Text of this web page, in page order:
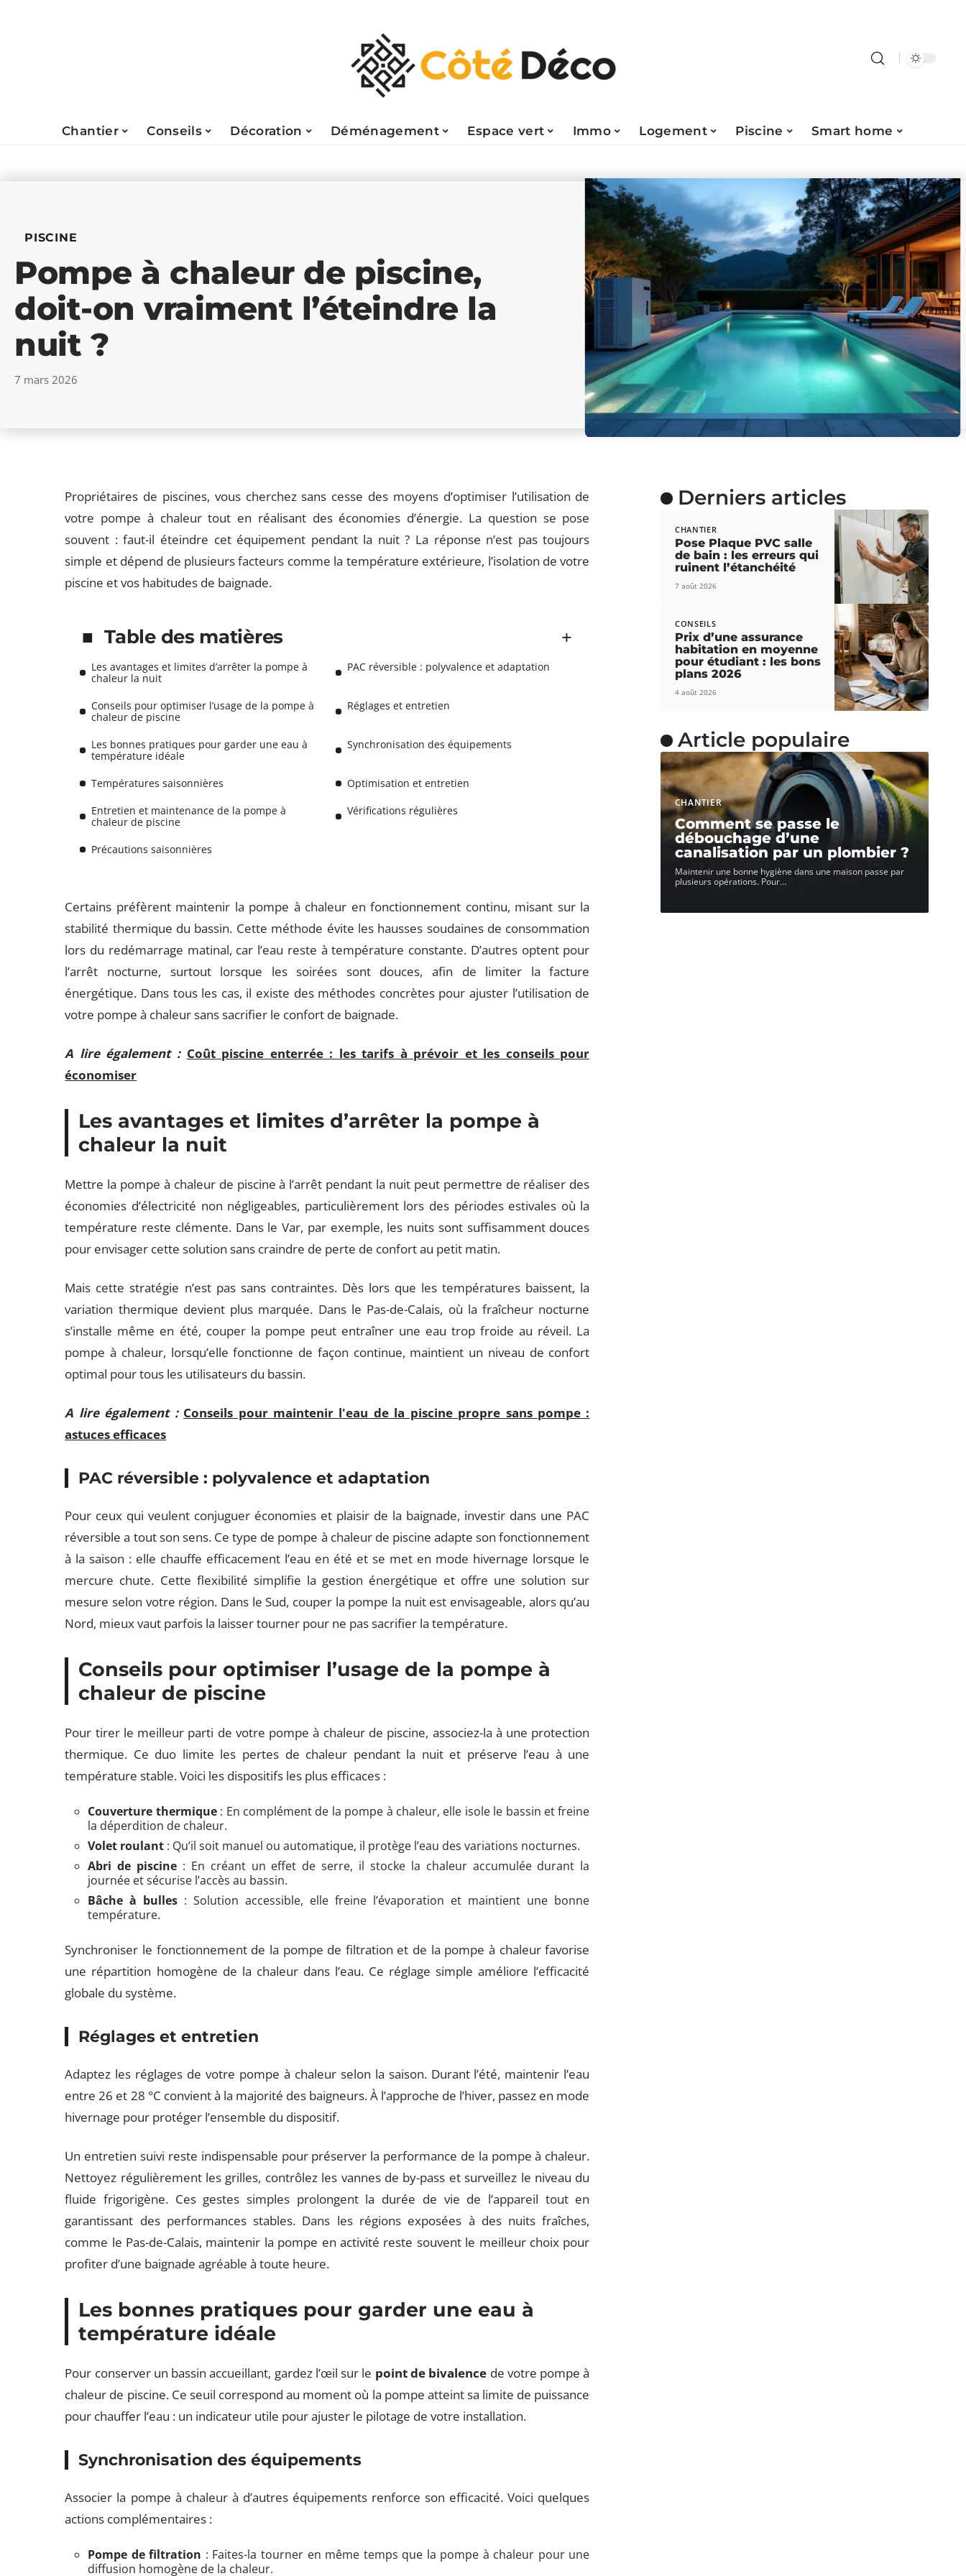
Chantier Conseils Décoration Déménagement Espace vert Immo Logement Piscine Smart home
PISCINE
Pompe à chaleur de piscine,
doit-on vraiment l’éteindre la
nuit ?
7 mars 2026
Propriétaires de piscines, vous cherchez sans cesse des moyens d’optimiser l’utilisation de
votre pompe à chaleur tout en réalisant des économies d’énergie. La question se pose
souvent : faut-il éteindre cet équipement pendant la nuit ? La réponse n’est pas toujours
simple et dépend de plusieurs facteurs comme la température extérieure, l’isolation de votre
piscine et vos habitudes de baignade.
Table des matières
Les avantages et limites d’arrêter la pompe à
chaleur la nuit
PAC réversible : polyvalence et adaptation
Conseils pour optimiser l’usage de la pompe à
chaleur de piscine
Réglages et entretien
Les bonnes pratiques pour garder une eau à
température idéale
Synchronisation des équipements
Températures saisonnières
Optimisation et entretien
Entretien et maintenance de la pompe à
chaleur de piscine
Vérifications régulières
Précautions saisonnières
Certains préfèrent maintenir la pompe à chaleur en fonctionnement continu, misant sur la
stabilité thermique du bassin. Cette méthode évite les hausses soudaines de consommation
lors du redémarrage matinal, car l’eau reste à température constante. D’autres optent pour
l’arrêt nocturne, surtout lorsque les soirées sont douces, afin de limiter la facture
énergétique. Dans tous les cas, il existe des méthodes concrètes pour ajuster l’utilisation de
votre pompe à chaleur sans sacrifier le confort de baignade.
A lire également : Coût piscine enterrée : les tarifs à prévoir et les conseils pour
économiser
Les avantages et limites d’arrêter la pompe à
chaleur la nuit
Mettre la pompe à chaleur de piscine à l’arrêt pendant la nuit peut permettre de réaliser des
économies d’électricité non négligeables, particulièrement lors des périodes estivales où la
température reste clémente. Dans le Var, par exemple, les nuits sont suffisamment douces
pour envisager cette solution sans craindre de perte de confort au petit matin.
Mais cette stratégie n’est pas sans contraintes. Dès lors que les températures baissent, la
variation thermique devient plus marquée. Dans le Pas-de-Calais, où la fraîcheur nocturne
s’installe même en été, couper la pompe peut entraîner une eau trop froide au réveil. La
pompe à chaleur, lorsqu’elle fonctionne de façon continue, maintient un niveau de confort
optimal pour tous les utilisateurs du bassin.
A lire également : Conseils pour maintenir l'eau de la piscine propre sans pompe :
astuces efficaces
PAC réversible : polyvalence et adaptation
Pour ceux qui veulent conjuguer économies et plaisir de la baignade, investir dans une PAC
réversible a tout son sens. Ce type de pompe à chaleur de piscine adapte son fonctionnement
à la saison : elle chauffe efficacement l’eau en été et se met en mode hivernage lorsque le
mercure chute. Cette flexibilité simplifie la gestion énergétique et offre une solution sur
mesure selon votre région. Dans le Sud, couper la pompe la nuit est envisageable, alors qu’au
Nord, mieux vaut parfois la laisser tourner pour ne pas sacrifier la température.
Conseils pour optimiser l’usage de la pompe à
chaleur de piscine
Pour tirer le meilleur parti de votre pompe à chaleur de piscine, associez-la à une protection
thermique. Ce duo limite les pertes de chaleur pendant la nuit et préserve l’eau à une
température stable. Voici les dispositifs les plus efficaces :
Couverture thermique: En complément de la pompe à chaleur, elle isole le bassin et freine
la déperdition de chaleur.
Volet roulant : Qu’il soit manuel ou automatique, il protège l’eau des variations nocturnes.
Abri de piscine : En créant un effet de serre, il stocke la chaleur accumulée durant la
journée et sécurise l’accès au bassin.
Bâche à bulles : Solution accessible, elle freine l’évaporation et maintient une bonne
température.
Synchroniser le fonctionnement de la pompe de filtration et de la pompe à chaleur favorise
une répartition homogène de la chaleur dans l’eau. Ce réglage simple améliore l’efficacité
globale du système.
Réglages et entretien
Adaptez les réglages de votre pompe à chaleur selon la saison. Durant l’été, maintenir l’eau
entre 26 et 28 °C convient à la majorité des baigneurs. À l’approche de l’hiver, passez en mode
hivernage pour protéger l’ensemble du dispositif.
Un entretien suivi reste indispensable pour préserver la performance de la pompe à chaleur.
Nettoyez régulièrement les grilles, contrôlez les vannes de by-pass et surveillez le niveau du
fluide frigorigène. Ces gestes simples prolongent la durée de vie de l’appareil tout en
garantissant des performances stables. Dans les régions exposées à des nuits fraîches,
comme le Pas-de-Calais, maintenir la pompe en activité reste souvent le meilleur choix pour
profiter d’une baignade agréable à toute heure.
Les bonnes pratiques pour garder une eau à
température idéale
Pour conserver un bassin accueillant, gardez l’œil sur le point de bivalence de votre pompe à
chaleur de piscine. Ce seuil correspond au moment où la pompe atteint sa limite de puissance
pour chauffer l’eau : un indicateur utile pour ajuster le pilotage de votre installation.
Synchronisation des équipements
Associer la pompe à chaleur à d’autres équipements renforce son efficacité. Voici quelques
actions complémentaires :
Pompe de filtration : Faites-la tourner en même temps que la pompe à chaleur pour une
diffusion homogène de la chaleur.
Derniers articles
CHANTIER
Pose Plaque PVC salle
de bain : les erreurs qui
ruinent l’étanchéité
7 août 2026
CONSEILS
Prix d’une assurance
habitation en moyenne
pour étudiant : les bons
plans 2026
4 août 2026
Article populaire
CHANTIER
Comment se passe le
débouchage d’une
canalisation par un plombier ?
Maintenir une bonne hygiène dans une maison passe par
plusieurs opérations. Pour…